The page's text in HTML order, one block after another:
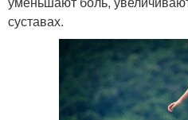
суставах.